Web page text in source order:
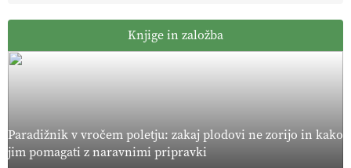
Knjige in založba
Paradižnik v vročem poletju: zakaj plodovi ne zorijo in kako
jim pomagati z naravnimi pripravki